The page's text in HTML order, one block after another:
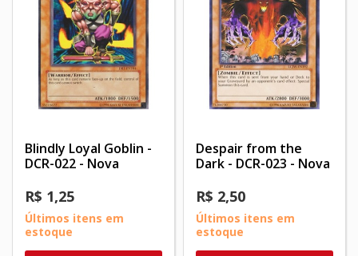
Blindly Loyal Goblin -
DCR-022 - Nova
R$ 1,25
Últimos itens em
estoque
Despair from the
Dark - DCR-023 - Nova
R$ 2,50
Últimos itens em
estoque